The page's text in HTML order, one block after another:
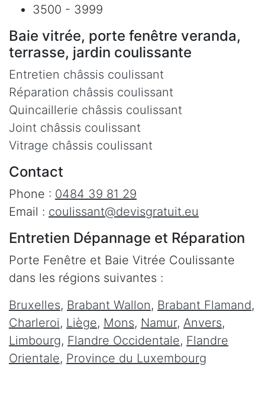
3500 - 3999
Baie vitrée, porte fenêtre veranda,
terrasse, jardin coulissante
Entretien châssis coulissant
Réparation châssis coulissant
Quincaillerie châssis coulissant
Joint châssis coulissant
Vitrage châssis coulissant
Contact
Phone : 0484 39 81 29
Email : coulissant@devisgratuit.eu
Entretien Dépannage et Réparation
Porte Fenêtre et Baie Vitrée Coulissante
dans les régions suivantes :
Bruxelles, Brabant Wallon, Brabant Flamand,
Charleroi, Liège, Mons, Namur, Anvers,
Limbourg, Flandre Occidentale, Flandre
Orientale, Province du Luxembourg